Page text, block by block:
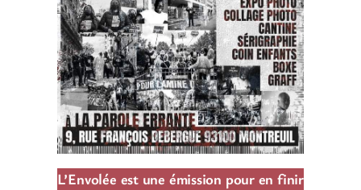
L’Envolée est une émission pour en finir